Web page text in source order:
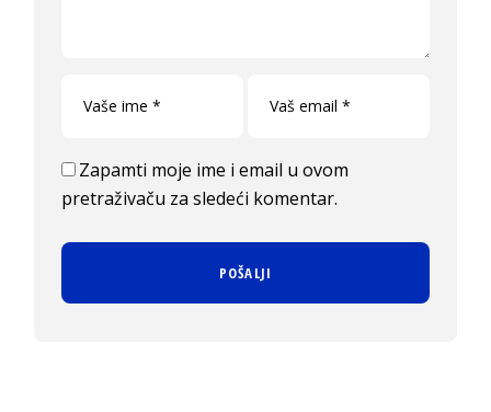
Zapamti moje ime i email u ovom
pretraživaču za sledeći komentar.